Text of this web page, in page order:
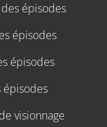
épisodes
épisodes
épisodes
épisodes
visionnage